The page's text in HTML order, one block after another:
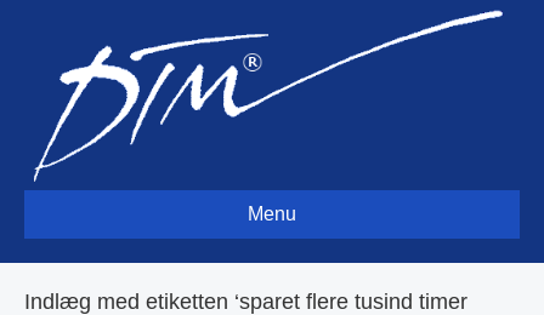
Menu
Indlæg med etiketten ‘sparet flere tusind timer